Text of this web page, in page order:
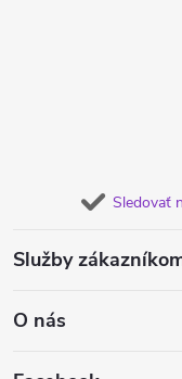
Sledovať
Služby
O nás